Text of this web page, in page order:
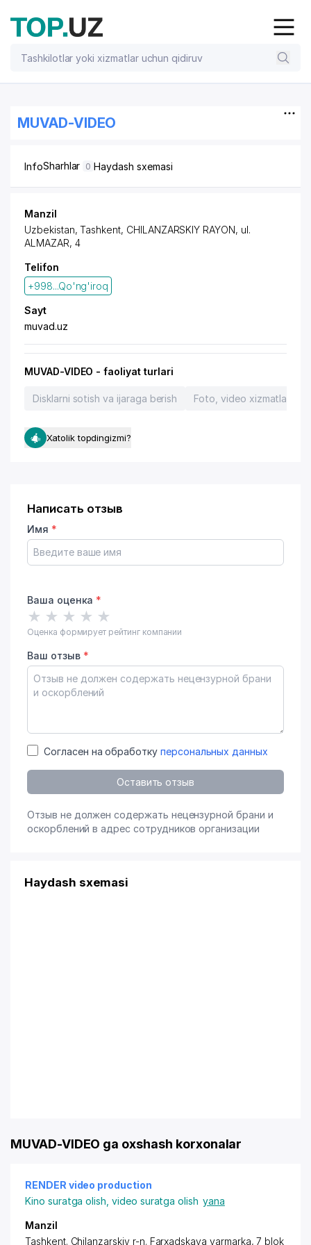
MUVAD-VIDEO
InfoSharhlar 0 Haydash sxemasi
Manzil
Uzbekistan, Tashkent, CHILANZARSKIY RAYON, ul.
ALMAZAR, 4
Telifon
+998...Qo'ng'iroq
Sayt
muvad.uz
MUVAD-VIDEO - faoliyat turlari
Disklarni sotish va ijaraga berish Foto, video xizmatlari
Xatolik topdingizmi?
Написать отзыв
Имя *
Ваша оценка *
★ ★ ★ ★ ★
Оценка формирует рейтинг компании
Ваш отзыв *
Согласен на обработку персональных данных
Оставить отзыв
Отзыв не должен содержать нецензурной брани и
оскорблений в адрес сотрудников организации
Haydash sxemasi
MUVAD-VIDEO ga oxshash korxonalar
RENDER video production
Kino suratga olish, video suratga olish yana
Manzil
Tashkent. Chilanzarskiy r-n. Farxadskaya yarmarka, 7 blok